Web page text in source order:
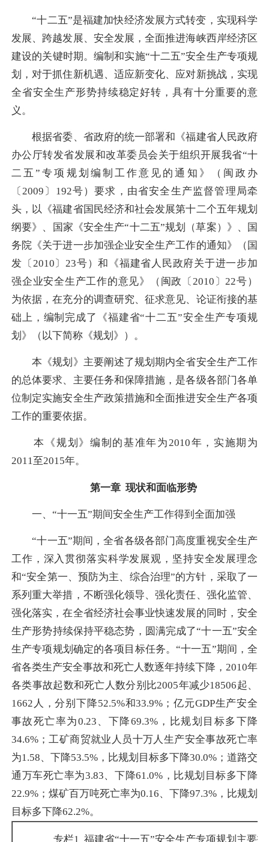
“十二五”是福建加快经济发展方式转变，实现科学
发展、跨越发展、安全发展，全面推进海峡西岸经济区
建设的关键时期。编制和实施“十二五”安全生产专项规
划，对于抓住新机遇、适应新变化、应对新挑战，实现
全省安全生产形势持续稳定好转，具有十分重要的意
义。
根据省委、省政府的统一部署和《福建省人民政府
办公厅转发省发展和改革委员会关于组织开展我省“十
二五”专项规划编制工作意见的通知》（闽政办
〔2009〕192号）要求，由省安全生产监督管理局牵
头，以《福建省国民经济和社会发展第十二个五年规划
纲要》、国家《安全生产“十二五”规划（草案）》、国
务院《关于进一步加强企业安全生产工作的通知》（国
发〔2010〕23号）和《福建省人民政府关于进一步加
强企业安全生产工作的意见》（闽政〔2010〕22号）
为依据，在充分的调查研究、征求意见、论证衔接的基
础上，编制完成了《福建省“十二五”安全生产专项规
划》（以下简称《规划》）。
本《规划》主要阐述了规划期内全省安全生产工作
的总体要求、主要任务和保障措施，是各级各部门各单
位制定实施安全生产政策措施和全面推进安全生产各项
工作的重要依据。
本《规划》编制的基准年为2010年，实施期为
2011至2015年。
第一章 现状和面临形势
一、“十一五”期间安全生产工作得到全面加强
“十一五”期间，全省各级各部门高度重视安全生产
工作，深入贯彻落实科学发展观，坚持安全发展理念
和“安全第一、预防为主、综合治理”的方针，采取了一
系列重大举措，不断强化领导、强化责任、强化监管、
强化落实，在全省经济社会事业快速发展的同时，安全
生产形势持续保持平稳态势，圆满完成了“十一五”安全
生产专项规划确定的各项目标任务。“十一五”期间，全
省各类生产安全事故和死亡人数逐年持续下降，2010年
各类事故起数和死亡人数分别比2005年减少18506起、
1662人，分别下降52.5%和33.9%；亿元GDP生产安全
事故死亡率为0.23、下降69.3%，比规划目标多下降
34.6%；工矿商贸就业人员十万人生产安全事故死亡率
为1.58、下降53.5%，比规划目标多下降30.0%；道路交
通万车死亡率为3.83、下降61.0%，比规划目标多下降
22.9%；煤矿百万吨死亡率为0.16、下降97.3%，比规划
目标多下降62.2%。
专栏1 福建省“十一五”安全生产专项规划主要